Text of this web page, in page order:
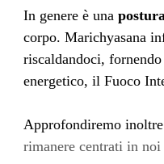
In genere è una
corpo. Marichyasana
riscaldandoci,
energetico, il Fuoco
Approfondiremo
rimanere centrati in noi